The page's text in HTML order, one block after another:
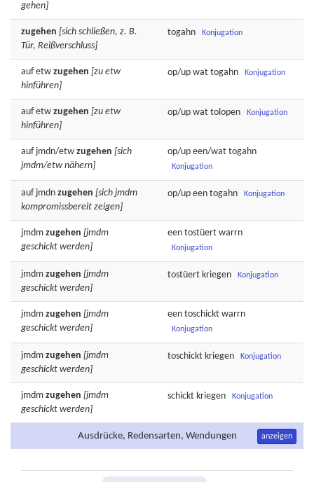
gehen]
zugehen [sich schließen, z. B.
Tür, Reißverschluss]
togahn Konjugation
auf etw zugehen [zu etw
hinführen]
op/up wat togahn Konjugation
auf etw zugehen [zu etw
hinführen]
op/up wat tolopen Konjugation
auf jmdn/etw zugehen [sich
jmdm/etw nähern]
op/up een/wat togahn
Konjugation
auf jmdn zugehen [sich jmdm
kompromissbereit zeigen]
op/up een togahn Konjugation
jmdm zugehen [jmdm
geschickt werden]
een tostüert warrn
Konjugation
jmdm zugehen [jmdm
geschickt werden]
tostüert kriegen Konjugation
jmdm zugehen [jmdm
geschickt werden]
een toschickt warrn
Konjugation
jmdm zugehen [jmdm
geschickt werden]
toschickt kriegen Konjugation
jmdm zugehen [jmdm
geschickt werden]
schickt kriegen Konjugation
Ausdrücke, Redensarten, Wendungen anzeigen